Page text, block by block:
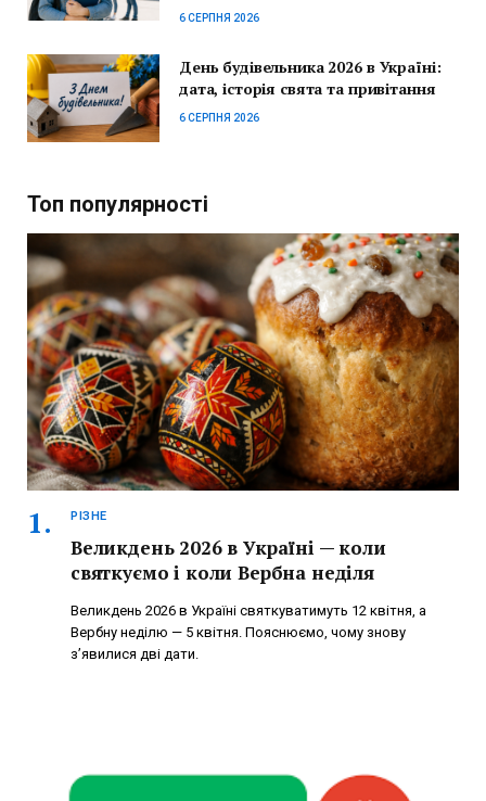
6 СЕРПНЯ 2026
День будівельника 2026 в Україні:
дата, історія свята та привітання
6 СЕРПНЯ 2026
Топ популярності
РІЗНЕ
Великдень 2026 в Україні — коли
святкуємо і коли Вербна неділя
Великдень 2026 в Україні святкуватимуть 12 квітня, а
Вербну неділю — 5 квітня. Пояснюємо, чому знову
з’явилися дві дати.